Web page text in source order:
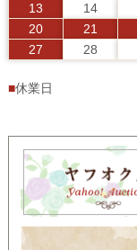
13
14
20
21
27
28
■休業日